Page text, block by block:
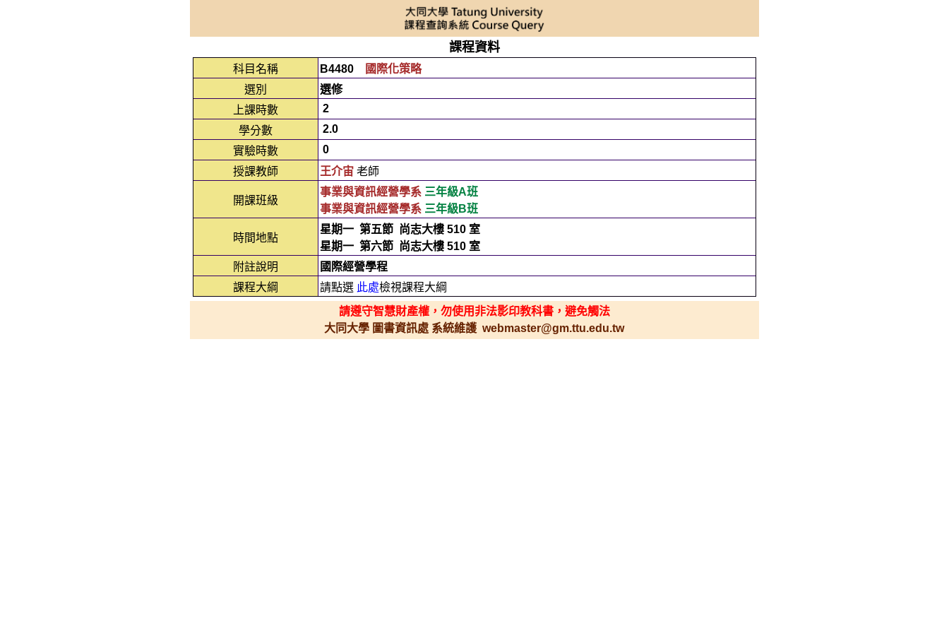
課程資料
科目名稱 B4480
國際化策略
選別
選修
上課時數
2
學分數
2.0
實驗時數
0
授課教師
王介宙老師
開課班級
事業與資訊經營學系 三年級A班
事業與資訊經營學系 三年級B班
時間地點
星期一 第五節 尚志大樓 510 室
星期一 第六節 尚志大樓 510 室
附註說明
國際經營學程
課程大綱
請點選 此處檢視課程大綱
請遵守智慧財產權，勿使用非法影印教科書，避免觸法
大同大學 圖書資訊處 系統維護 webmaster@gm.ttu.edu.tw